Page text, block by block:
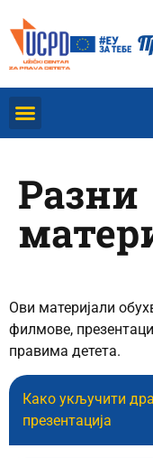
Pазни
Ови материјали
филмове,
правима детета.
Како укључити
презентација